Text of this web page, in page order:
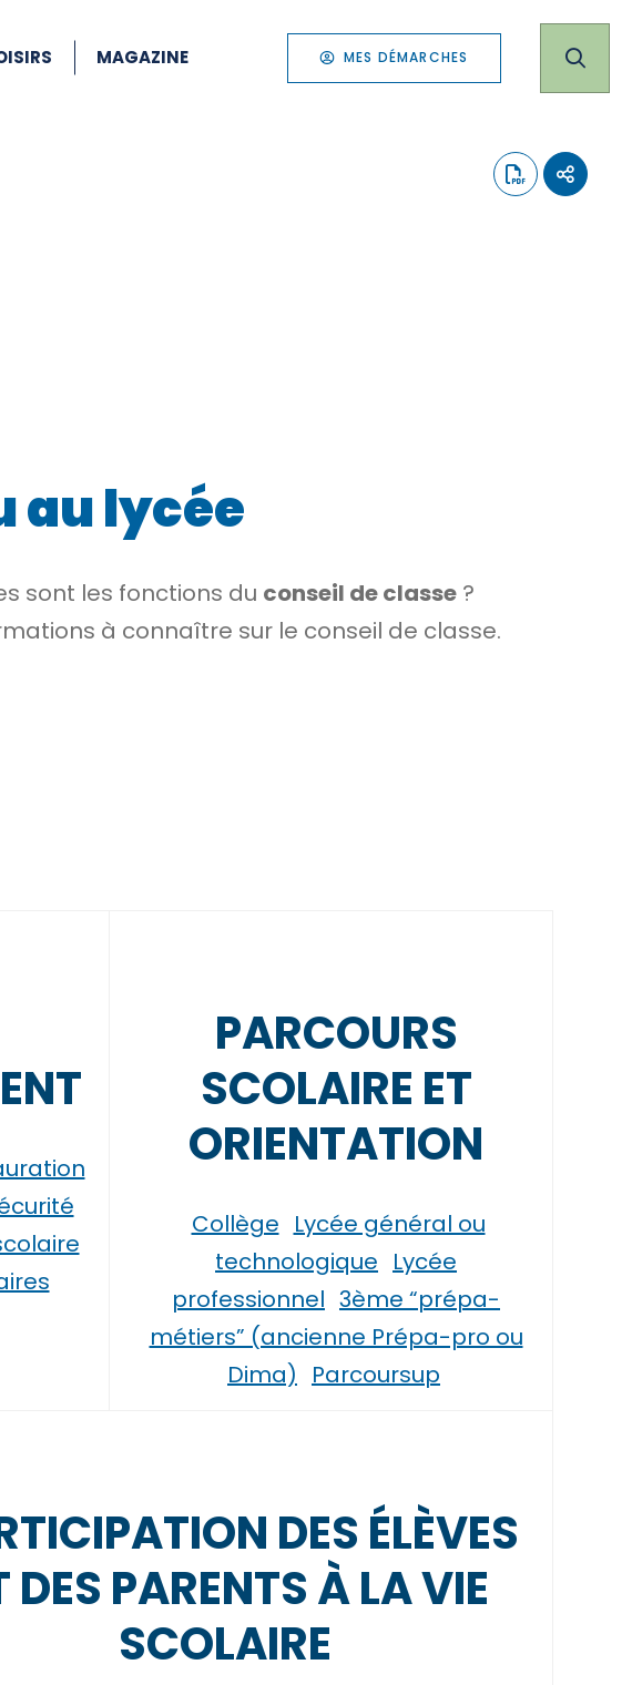
MAGAZINE MES DÉMARCHES
au lycée
sont les fonctions du conseil de classe ?
à connaître sur le conseil de classe.
PARCOURS
SCOLAIRE ET
ORIENTATION
Collège Lycée général ou
technologique Lycée
professionnel 3ème “prépa-
métiers” (ancienne Prépa-pro ou
Dima)
Parcoursup
DES ÉLÈVES
DES PARENTS À LA VIE
SCOLAIRE